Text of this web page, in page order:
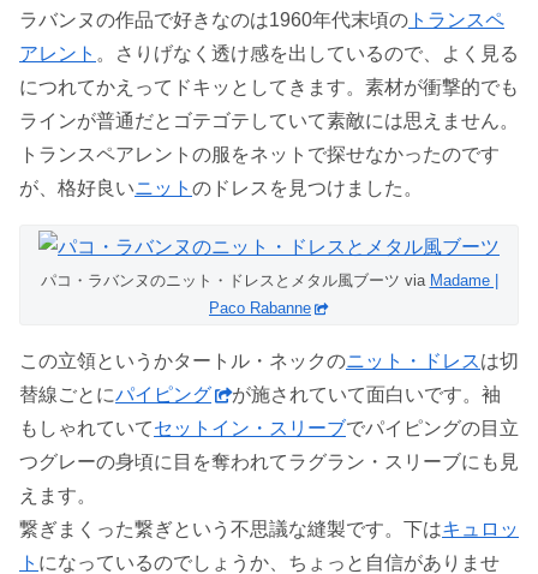
ラバンヌの作品で好きなのは1960年代末頃の トランスペ
アレント 。さりげなく透け感を出しているので、よく見る
につれてかえってドキッとしてきます。素材が衝撃的でも
ラインが普通だとゴテゴテしていて素敵には思えません。
トランスペアレントの服をネットで探せなかったのです
が、格好良いニット のドレスを見つけました。
パコ・ラバンヌのニット・ドレスとメタル風ブーツ via Madame |
Paco Rabanne
この立領というかタートル・ネックのニット・ドレスは切
替線ごとにパイピング
が施されていて面白いです。袖
もしゃれていてセットイン・スリーブでパイピングの目立
つグレーの身頃に目を奪われてラグラン・スリーブにも見
えます。
繋ぎまくった繋ぎという不思議な縫製です。下はキュロッ
ト になっているのでしょうか、ちょっと自信がありませ